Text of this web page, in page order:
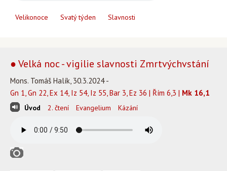
Velikonoce Svatý týden Slavnosti
● Velká noc - vigilie slavnosti Zmrtvýchvstání
Mons. Tomáš Halík, 30.3.2024 -
Gn 1, Gn 22, Ex 14, Iz 54, Iz 55, Bar 3, Ez 36 | Řím 6,3 | Mk 16,1
Úvod 2. čtení Evangelium Kázání